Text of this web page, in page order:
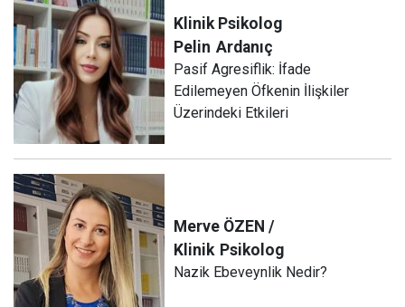
Klinik Psikolog
Pelin Ardanıç
Pasif Agresiflik: İfade
Edilemeyen Öfkenin İlişkiler
Üzerindeki Etkileri
Merve ÖZEN /
Klinik Psikolog
Nazik Ebeveynlik Nedir?